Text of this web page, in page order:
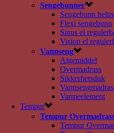
Sengebunner
Sengebunn
Flexi sengebunn
Sinus el
Vision el
Vannseng
Algemiddel
Overmadrass
Sikkerhetsduk
Varmeelement
Tempur
Tempur
Tempur